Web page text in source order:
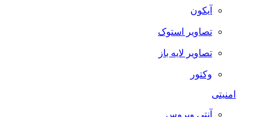
آیکون
تصاویر استوک
تصاویر لایه باز
وکتور
امنیتی
آنتی ویروس